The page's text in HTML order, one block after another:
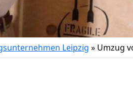
Leipzig » Umzug